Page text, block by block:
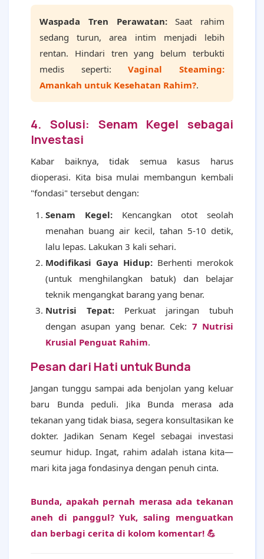
Waspada Tren Perawatan:Saat rahim
sedang turun, area intim menjadi lebih
rentan. Hindari tren yang belum terbukti
medis seperti:Vaginal Steaming:
Amankah untuk Kesehatan Rahim?.
4. Solusi: Senam Kegel sebagai
Investasi
Kabar baiknya, tidak semua kasus harus
dioperasi. Kita bisa mulai membangun kembali
"fondasi" tersebut dengan:
Senam Kegel: Kencangkan otot seolah
menahan buang air kecil, tahan 5-10 detik,
lalu lepas. Lakukan 3 kali sehari.
Modifikasi Gaya Hidup: Berhenti merokok
(untuk menghilangkan batuk) dan belajar
teknik mengangkat barang yang benar.
Nutrisi Tepat: Perkuat jaringan tubuh
dengan asupan yang benar. Cek: 7 Nutrisi
Krusial Penguat Rahim.
Pesan dari Hati untuk Bunda
Jangan tunggu sampai ada benjolan yang keluar
baru Bunda peduli. Jika Bunda merasa ada
tekanan yang tidak biasa, segera konsultasikan ke
dokter. Jadikan Senam Kegel sebagai investasi
seumur hidup. Ingat, rahim adalah istana kita—
mari kita jaga fondasinya dengan penuh cinta.
Bunda, apakah pernah merasa ada tekanan
aneh di panggul? Yuk, saling menguatkan
dan berbagi cerita di kolom komentar! 💪